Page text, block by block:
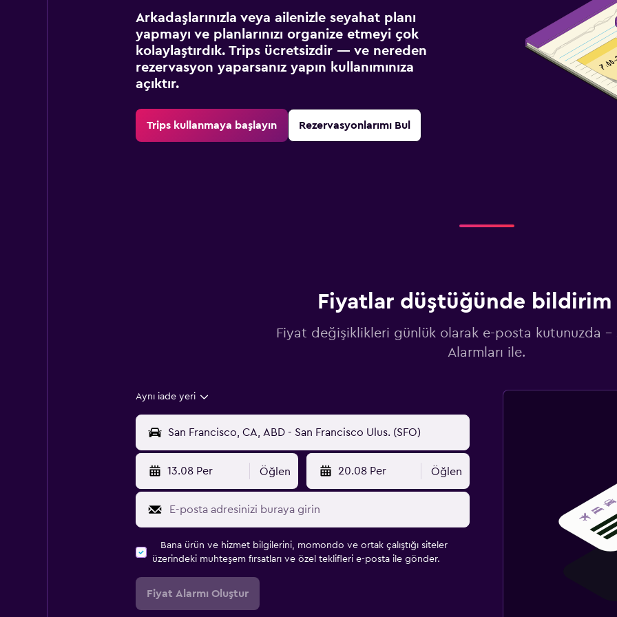
Arkadaşlarınızla veya ailenizle seyahat planı
yapmayı ve planlarınızı organize etmeyi çok
kolaylaştırdık. Trips ücretsizdir — ve nereden
rezervasyon yaparsanız yapın kullanımınıza
açıktır.
Trips kullanmaya başlayın Rezervasyonlarımı Bul
Fiyatlar düştüğünde bildirim
Fiyat değişiklikleri günlük olarak e-posta kutunuzda -
Alarmları ile.
Aynı iade yeri
13.08 Per Öğlen 20.08 Per Öğlen
Bana ürün ve hizmet bilgilerini, momondo ve ortak çalıştığı siteler
üzerindeki muhteşem fırsatları ve özel teklifleri e-posta ile gönder.
Fiyat Alarmı Oluştur